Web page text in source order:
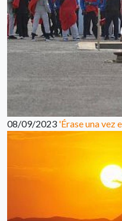
08/09/2023 'Érase una vez